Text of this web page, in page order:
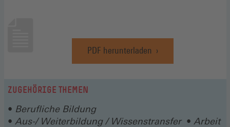
PDF herunterladen
(Öffnet
in
ZUGEHÖRIGE THEMEN
Berufliche Bildung
Aus-/ Weiterbildung / Wissenstransfer
Arbeit